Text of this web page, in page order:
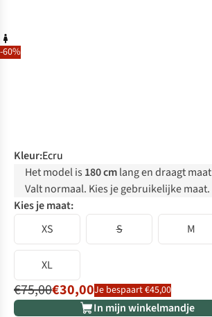
-60%
Kleur:Ecru
Het model is 180 cmlang en draagt maat
Valt normaal. Kies je gebruikelijke maat.
Kies je maat:
XS
S M
XL
€75,00€30,00Je bespaart €45,00
In mijn winkelmandje